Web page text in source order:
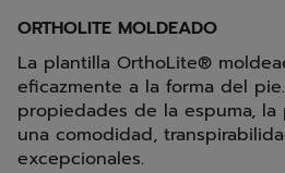
ORTHOLITE MOLDEADO
La plantilla OrthoLite®
eficazmente a la forma del
propiedades de la espuma,
una comodidad,
excepcionales.